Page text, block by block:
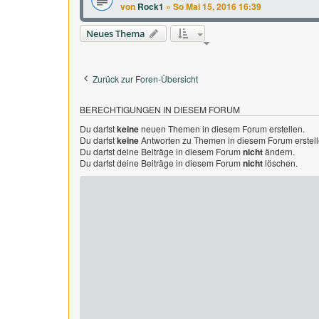
von Rock1 » So Mai 15, 2016 16:39
Neues Thema
Zurück zur Foren-Übersicht
BERECHTIGUNGEN IN DIESEM FORUM
Du darfstkeineneuen Themen in diesem Forum erstellen.
Du darfstkeineAntworten zu Themen in diesem Forum
Du darfst deine Beiträge in diesem Forumnichtändern.
Du darfst deine Beiträge in diesem Forumnichtlöschen.